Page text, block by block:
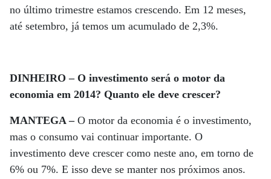
no último trimestre estamos crescendo. Em 12 meses,
até setembro, já temos um acumulado de 2,3%.
DINHEIRO – O investimento será o motor da
economia em 2014? Quanto ele deve crescer?
MANTEGA – O motor da economia é o investimento,
mas o consumo vai continuar importante. O
investimento deve crescer como neste ano, em torno de
6% ou 7%. E isso deve se manter nos próximos anos.